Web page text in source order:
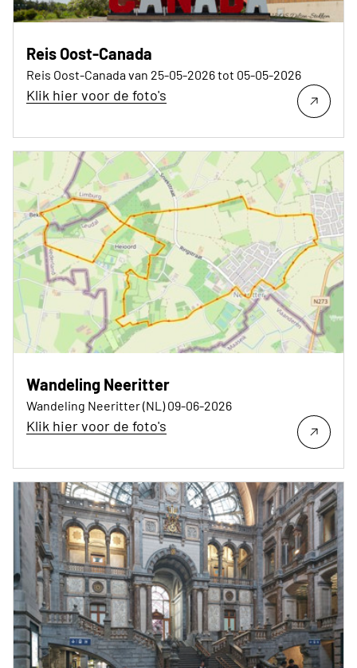
Reis Oost-Canada
Reis Oost-Canada van 25-05-2026 tot 05-05-2026
Klik hier voor de foto's
Wandeling Neeritter
Wandeling Neeritter (NL) 09-06-2026
Klik hier voor de foto's